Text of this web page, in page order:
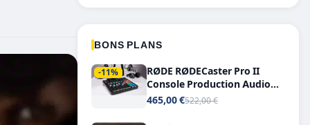
BONS PLANS
-11%
RØDE RØDECaster Pro II
Console Production Audio
Tout-en-Un, Bluetooth et
465,00 €522,00 €